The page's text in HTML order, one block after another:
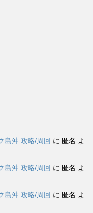
島沖 攻略/周回 に 匿名 よ
島沖 攻略/周回 に 匿名 よ
島沖 攻略/周回 に 匿名 よ